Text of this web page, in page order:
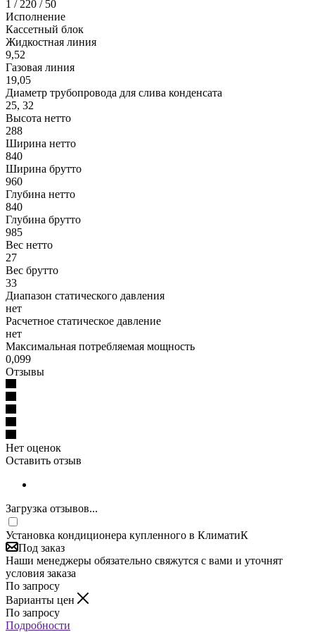
1 / 220 / 50
Исполнение
Кассетный блок
Жидкостная линия
9,52
Газовая линия
19,05
Диаметр трубопровода для слива конденсата
25, 32
Высота нетто
288
Ширина нетто
840
Ширина брутто
960
Глубина нетто
840
Глубина брутто
985
Вес нетто
27
Вес брутто
33
Диапазон статического давления
нет
Расчетное статическое давление
нет
Максимальная потребляемая мощность
0,099
Отзывы
Нет оценок
Оставить отзыв
Загрузка отзывов...
Установка кондиционера купленного в КлиматиК
Под заказ
Наши менеджеры обязательно свяжутся с вами и уточнят
условия заказа
По запросу
Варианты цен
По запросу
Подробности